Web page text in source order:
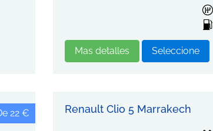
Mas detalles Seleccione
22 € Renault Clio 5 Marrakech